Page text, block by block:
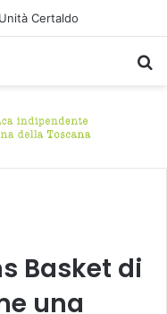
Certaldo
Basket di
una